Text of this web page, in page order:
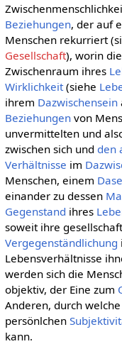
Beziehungen, der auf
Menschen rekurriert
Gesellschaft), worin
Zwischenraum ihres
Wirklichkeit(siehe
ihrem Dazwischensein
Beziehungenvon
unvermittelten und
zwischen sich und den
Verhältnisse im
Menschen, einem
einander zu dessen
Gegenstand ihres
soweit ihre
Vergegenständlichung
Lebensverhältnisse
werden sich die
objektiv, der Eine zum
Anderen, durch
persönlchen
kann.